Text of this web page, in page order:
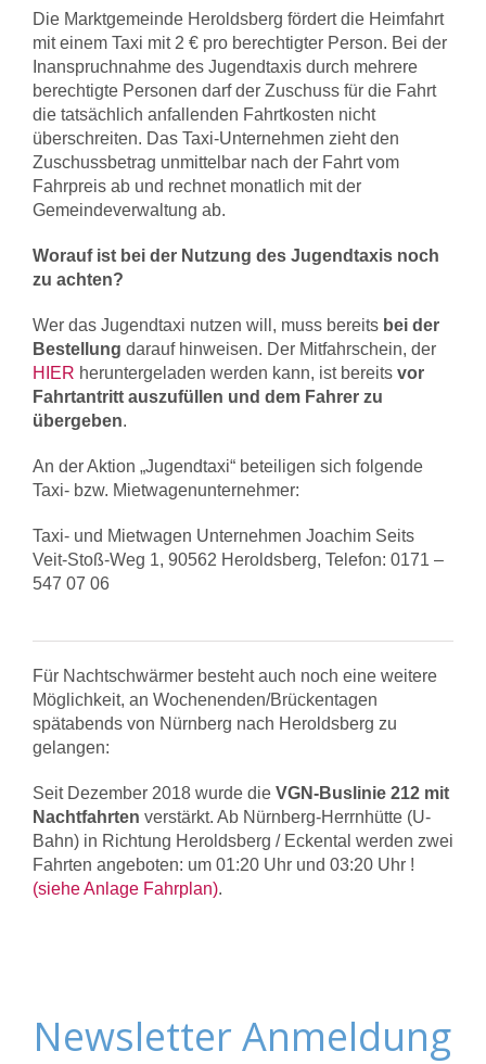
Die Marktgemeinde Heroldsberg fördert die Heimfahrt
mit einem Taxi mit 2 € pro berechtigter Person. Bei der
Inanspruchnahme des Jugendtaxis durch mehrere
berechtigte Personen darf der Zuschuss für die Fahrt
die tatsächlich anfallenden Fahrtkosten nicht
überschreiten. Das Taxi-Unternehmen zieht den
Zuschussbetrag unmittelbar nach der Fahrt vom
Fahrpreis ab und rechnet monatlich mit der
Gemeindeverwaltung ab.
Worauf ist bei der Nutzung des Jugendtaxis noch
zu achten?
Wer das Jugendtaxi nutzen will, muss bereits bei der
Bestellung darauf hinweisen. Der Mitfahrschein, der
HIER heruntergeladen werden kann, ist bereits vor
Fahrtantritt auszufüllen und dem Fahrer zu
übergeben.
An der Aktion „Jugendtaxi“ beteiligen sich folgende
Taxi- bzw. Mietwagenunternehmer:
Taxi- und Mietwagen Unternehmen Joachim Seits
Veit-Stoß-Weg 1, 90562 Heroldsberg, Telefon: 0171 –
547 07 06
Für Nachtschwärmer besteht auch noch eine weitere
Möglichkeit, an Wochenenden/Brückentagen
spätabends von Nürnberg nach Heroldsberg zu
gelangen:
Seit Dezember 2018 wurde die VGN-Buslinie 212 mit
Nachtfahrten verstärkt. Ab Nürnberg-Herrnhütte (U-
Bahn) in Richtung Heroldsberg / Eckental werden zwei
Fahrten angeboten: um 01:20 Uhr und 03:20 Uhr !
(siehe Anlage Fahrplan).
Newsletter Anmeldung